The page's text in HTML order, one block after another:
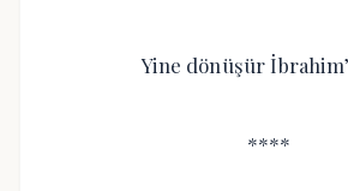
Yine dönüşür
****